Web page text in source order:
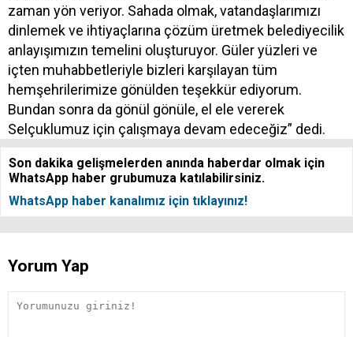
zaman yön veriyor. Sahada olmak, vatandaşlarımızı
dinlemek ve ihtiyaçlarına çözüm üretmek belediyecilik
anlayışımızın temelini oluşturuyor. Güler yüzleri ve
içten muhabbetleriyle bizleri karşılayan tüm
hemşehrilerimize gönülden teşekkür ediyorum.
Bundan sonra da gönül gönüle, el ele vererek
Selçuklumuz için çalışmaya devam edeceğiz” dedi.
Son dakika gelişmelerden anında haberdar olmak için
WhatsApp haber grubumuza katılabilirsiniz.
WhatsApp haber kanalımız için tıklayınız!
Yorum Yap